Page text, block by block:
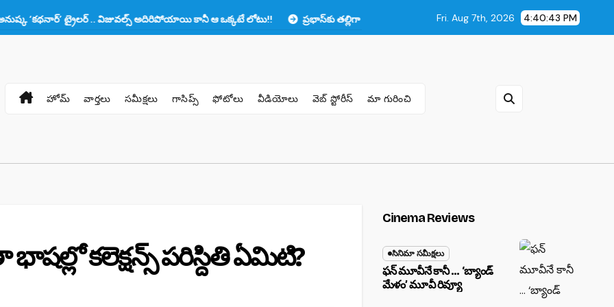
ట్రైలర్ .. విజువల్స్ అదిరిపోయాయి కానీ ఆ ఒక్కటే లోటు!! ప్రభాస్‌కు తల్లిగా నటించాలా? షాకింగ్ ఆన్సర్ ఇచ్చిన నటి రాశి! దురంధర 2 వీరవిహారం..
Fri. Aug 7th, 2026 4:40:44 PM
హోమ్ వార్తలు సమీక్షలు గాసిప్స్ ఫోటోలు వీడియోలు వెబ్ స్టోరీస్ మా గురించి
కలెక్షన్స్ పరిస్దితి ఏమిటి?
Cinema Reviews
సినిమా సమీక్షలు
ఫన్ మూవీనే కానీ … ‘బ్యాండ్‌
మేళం’ మూవీ రివ్యూ